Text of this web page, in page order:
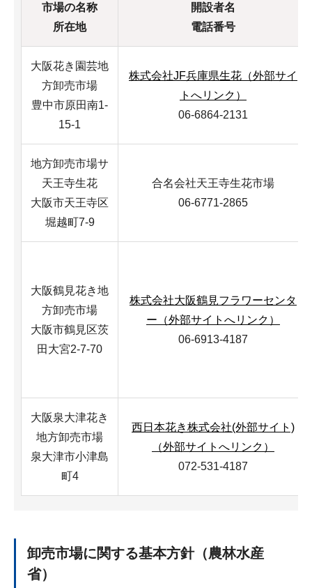
市場の名称
所在地
開設者名
電話番号
大阪花き園芸地
方卸売市場
豊中市原田南1-
15-1
株式会社JF兵庫県生花（外部サイ
トへリンク）
06-6864-2131
地方卸売市場サ
天王寺生花
大阪市天王寺区
堀越町7-9
合名会社天王寺生花市場
06-6771-2865
大阪鶴見花き地
方卸売市場
大阪市鶴見区茨
田大宮2-7-70
株式会社大阪鶴見フラワーセンタ
ー（外部サイトへリンク）
06-6913-4187
大阪泉大津花き
地方卸売市場
泉大津市小津島
町4
西日本花き株式会社(外部サイト)
（外部サイトへリンク）
072-531-4187
卸売市場に関する基本方針（農林水産
省）